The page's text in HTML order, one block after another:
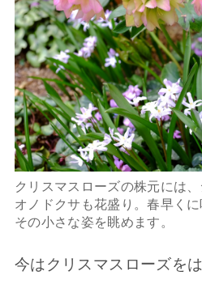
クリスマスローズの株元には
オノドクサも花盛り。春早く
その小さな姿を眺めます。
今はクリスマスローズを